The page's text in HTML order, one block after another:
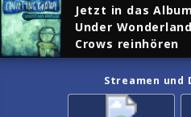
Jetzt in das Album
Under Wonderland
Crows reinhören
Streamen und